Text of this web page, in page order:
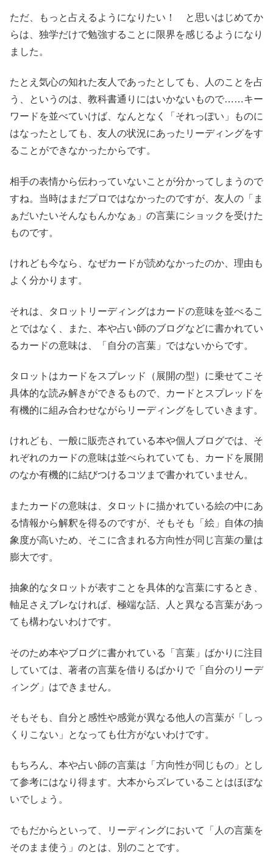
ただ、もっと占えるようになりたい！ と思いはじめてか
らは、独学だけで勉強することに限界を感じるようになり
ました。
たとえ気心の知れた友人であったとしても、人のことを占
う、というのは、教科書通りにはいかないもので……キー
ワードを並べていけば、なんとなく「それっぽい」ものに
はなったとしても、友人の状況にあったリーディングをす
ることができなかったからです。
相手の表情から伝わっていないことが分かってしまうので
すね。当時はまだプロではなかったのですが、友人の「ま
ぁだいたいそんなもんかなぁ」の言葉にショックを受けた
ものです。
けれども今なら、なぜカードが読めなかったのか、理由も
よく分かります。
それは、タロットリーディングはカードの意味を並べるこ
とではなく、また、本や占い師のブログなどに書かれてい
るカードの意味は、「自分の言葉」ではないからです。
タロットはカードをスプレッド（展開の型）に乗せてこそ
具体的な読み解きができるもので、カードとスプレッドを
有機的に組み合わせながらリーディングをしていきます。
けれども、一般に販売されている本や個人ブログでは、そ
れぞれのカードの意味は並べられていても、カードを展開
のなか有機的に結びつけるコツまで書かれていません。
またカードの意味は、タロットに描かれている絵の中にあ
る情報から解釈を得るのですが、そもそも「絵」自体の抽
象度が高いため、そこに含まれる方向性が同じ言葉の量は
膨大です。
抽象的なタロットが表すことを具体的な言葉にするとき、
軸足さえブレなければ、極端な話、人と異なる言葉があっ
ても構わないわけです。
そのため本やブログに書かれている「言葉」ばかりに注目
していては、著者の言葉を借りるばかりで「自分のリーデ
ィング」はできません。
そもそも、自分と感性や感覚が異なる他人の言葉が「しっ
くりこない」となっても仕方がないわけです。
もちろん、本や占い師の言葉は「方向性が同じもの」とし
て参考にはなり得ます。大本からズレていることはほぼな
いでしょう。
でもだからといって、リーディングにおいて「人の言葉を
そのまま使う」のとは、別のことです。